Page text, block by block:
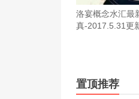
洛宴概念水汇最
真-2017.5.31更
置顶推荐